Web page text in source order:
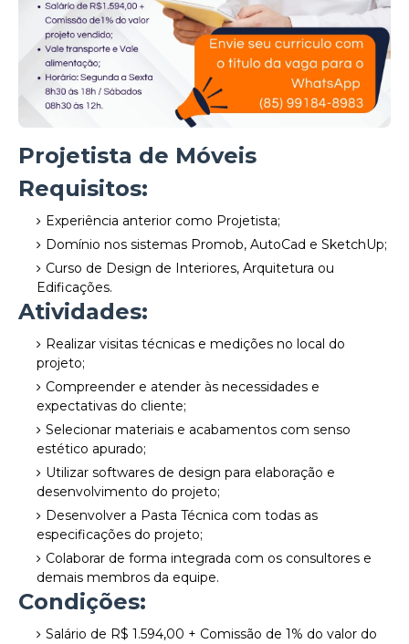
Projetista de Móveis
Requisitos:
Experiência anterior como Projetista;
Domínio nos sistemas Promob, AutoCad e SketchUp;
Curso de Design de Interiores, Arquitetura ou
Edificações.
Atividades:
Realizar visitas técnicas e medições no local do
projeto;
Compreender e atender às necessidades e
expectativas do cliente;
Selecionar materiais e acabamentos com senso
estético apurado;
Utilizar softwares de design para elaboração e
desenvolvimento do projeto;
Desenvolver a Pasta Técnica com todas as
especificações do projeto;
Colaborar de forma integrada com os consultores e
demais membros da equipe.
Condições:
Salário de R$ 1.594,00 + Comissão de 1% do valor do